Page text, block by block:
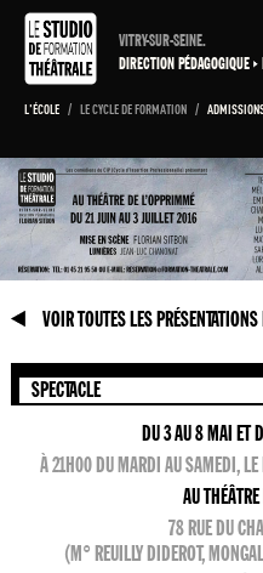
VITRY-SUR-SEINE.
DIRECTION PÉDAGOGIQUE
L'ÉCOLE / LE CYCLE DE FORMATION /
VOIR TOUTES LES
SPECTACLE
DU 3 AU 8 MAI ET
À 21H00 DU MARDI AU SAMEDI,
AU
78 RUE DU
(M° REUILLY DIDEROT,